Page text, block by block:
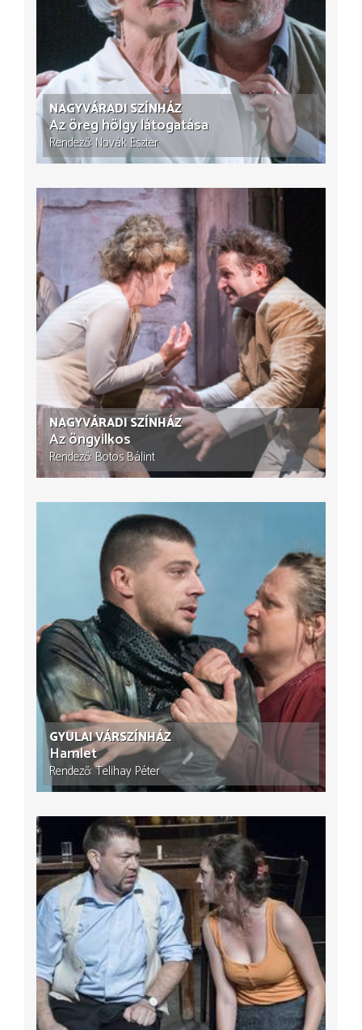
NAGYVÁRADI SZÍNHÁZ
Az öreg hölgy látogatása
Rendező Novák Eszter
NAGYVÁRADI SZÍNHÁZ
Az öngyilkos
Rendező Botos Bálint
GYULAI VÁRSZÍNHÁZ
Hamlet
Rendező Telihay Péter